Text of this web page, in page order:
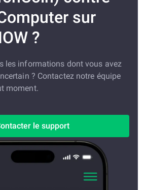
sur
?
les informations dont vous avez
? Contactez notre équipe
moment.
le support